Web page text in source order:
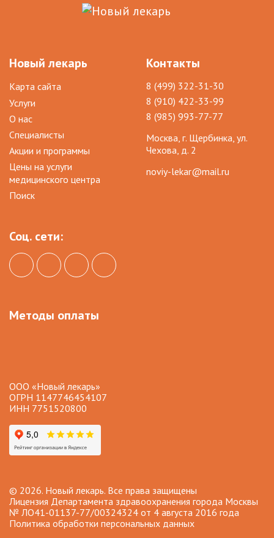
Новый лекарь
Карта сайта
Услуги
О нас
Специалисты
Акции и программы
Цены на услуги
медицинского центра
Поиск
Контакты
8 (499) 322-31-30
8 (910) 422-33-99
8 (985) 993-77-77
Москва, г. Щербинка, ул.
Чехова, д. 2
noviy-lekar@mail.ru
Соц. сети:
Методы оплаты
ООО «Новый лекарь»
ОГРН 1147746454107
ИНН 7751520800
© 2026. Новый лекарь. Все права защищены
Лицензия Департамента здравоохранения города Москвы
№ ЛО41-01137-77/00324324 от 4 августа 2016 года
Политика обработки персональных данных